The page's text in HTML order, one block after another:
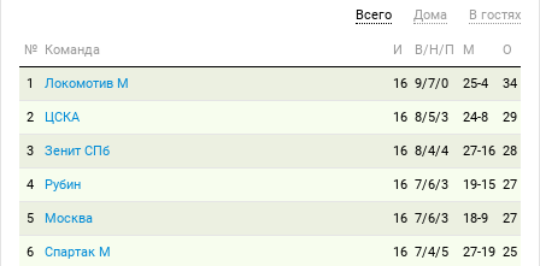
Всего Дома В гостях
№ Команда И В/Н/П М О
1 Локомотив М 16 9/7/0 25-4 34
2 ЦСКА 16 8/5/3 24-8 29
3 Зенит СПб 16 8/4/4 27-16 28
4 Рубин 16 7/6/3 19-15 27
5 Москва 16 7/6/3 18-9 27
6 Спартак М 16 7/4/5 27-19 25